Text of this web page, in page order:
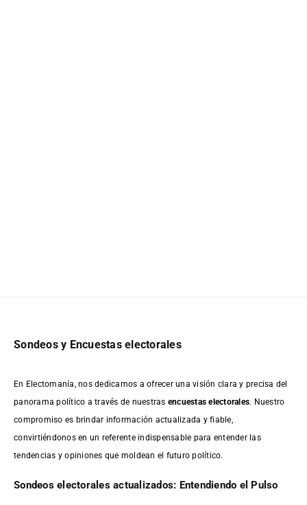
Sondeos y Encuestas electorales
En Electomanía, nos dedicamos a ofrecer una visión clara y precisa del
panorama político a través de nuestras encuestas electorales. Nuestro
compromiso es brindar información actualizada y fiable,
convirtiéndonos en un referente indispensable para entender las
tendencias y opiniones que moldean el futuro político.
Sondeos electorales actualizados: Entendiendo el Pulso